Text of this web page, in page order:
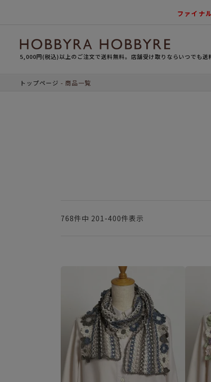
ファイナ
5,000円(税込)以上のご注文で送料無料。店舗受け取りならいつでも送
トップページ 商品一覧
768件中 201 -400件表示